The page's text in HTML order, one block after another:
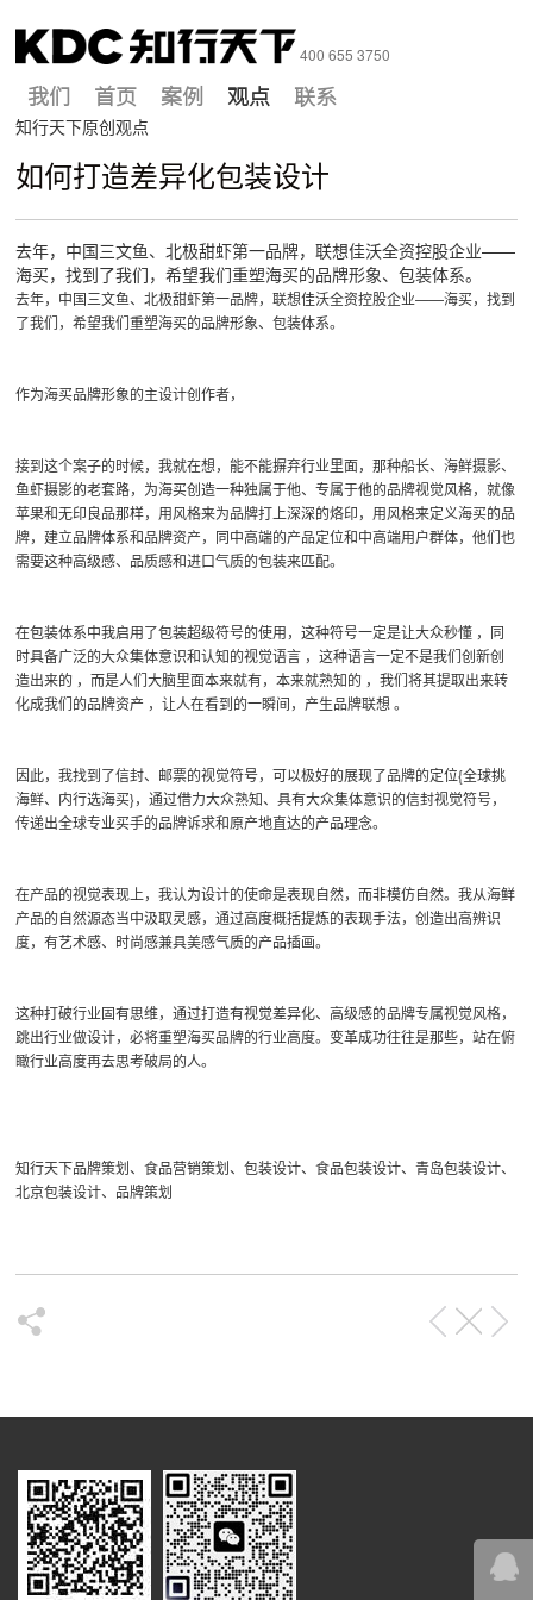
400 655 3750
我们 首页 案例 观点 联系
2021-05-27
知行天下原创观点
如何打造差异化包装设计
去年，中国三文鱼、北极甜虾第一品牌，联想佳沃全资控股企业——
海买，找到了我们，希望我们重塑海买的品牌形象、包装体系。
去年，中国三文鱼、北极甜虾第一品牌，联想佳沃全资控股企业——海买，找到
了我们，希望我们重塑海买的品牌形象、包装体系。
作为海买品牌形象的主设计创作者，
接到这个案子的时候，我就在想，能不能摒弃行业里面，那种船长、海鲜摄影、
鱼虾摄影的老套路，为海买创造一种独属于他、专属于他的品牌视觉风格，就像
苹果和无印良品那样，用风格来为品牌打上深深的烙印，用风格来定义海买的品
牌，建立品牌体系和品牌资产，同中高端的产品定位和中高端用户群体，他们也
需要这种高级感、品质感和进口气质的包装来匹配。
在包装体系中我启用了包装超级符号的使用，这种符号一定是让大众秒懂 ，同
时具备广泛的大众集体意识和认知的视觉语言 ，这种语言一定不是我们创新创
造出来的 ，而是人们大脑里面本来就有，本来就熟知的 ，我们将其提取出来转
化成我们的品牌资产 ，让人在看到的一瞬间，产生品牌联想 。
因此，我找到了信封、邮票的视觉符号，可以极好的展现了品牌的定位{全球挑
海鲜、内行选海买}，通过借力大众熟知、具有大众集体意识的信封视觉符号，
传递出全球专业买手的品牌诉求和原产地直达的产品理念。
在产品的视觉表现上，我认为设计的使命是表现自然，而非模仿自然。我从海鲜
产品的自然源态当中汲取灵感，通过高度概括提炼的表现手法，创造出高辨识
度，有艺术感、时尚感兼具美感气质的产品插画。
这种打破行业固有思维，通过打造有视觉差异化、高级感的品牌专属视觉风格，
跳出行业做设计，必将重塑海买品牌的行业高度。变革成功往往是那些，站在俯
瞰行业高度再去思考破局的人。
知行天下品牌策划、食品营销策划、包装设计、食品包装设计、青岛包装设计、
北京包装设计、品牌策划